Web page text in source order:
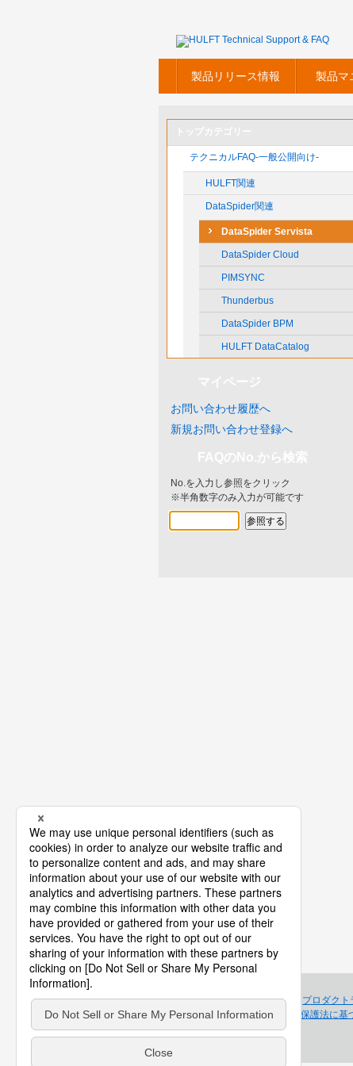
製品リリース情報 製品マ
テクニカルFAQ-一般公開向け-
HULFT関連
DataSpider関連
DataSpider Servista
DataSpider Cloud
PIMSYNC
Thunderbus
DataSpider BPM
HULFT DataCatalog
お問い合わせ履歴へ
新規お問い合わせ登録へ
No.を入力し参照をクリック
※半角数字のみ入力が可能です
プロダクト
個人情報保護法に基